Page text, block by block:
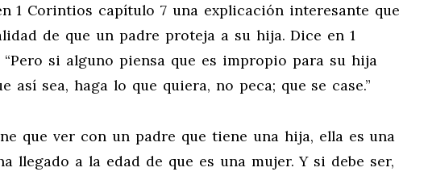
1 Corintios capítulo 7 una explicación interesante que
de que un padre proteja a su hija. Dice en 1
si alguno piensa que es impropio para su hija
así sea, haga lo que quiera, no peca; que se case.”
que ver con un padre que tiene una hija, ella es una
llegado a la edad de que es una mujer. Y si debe ser,